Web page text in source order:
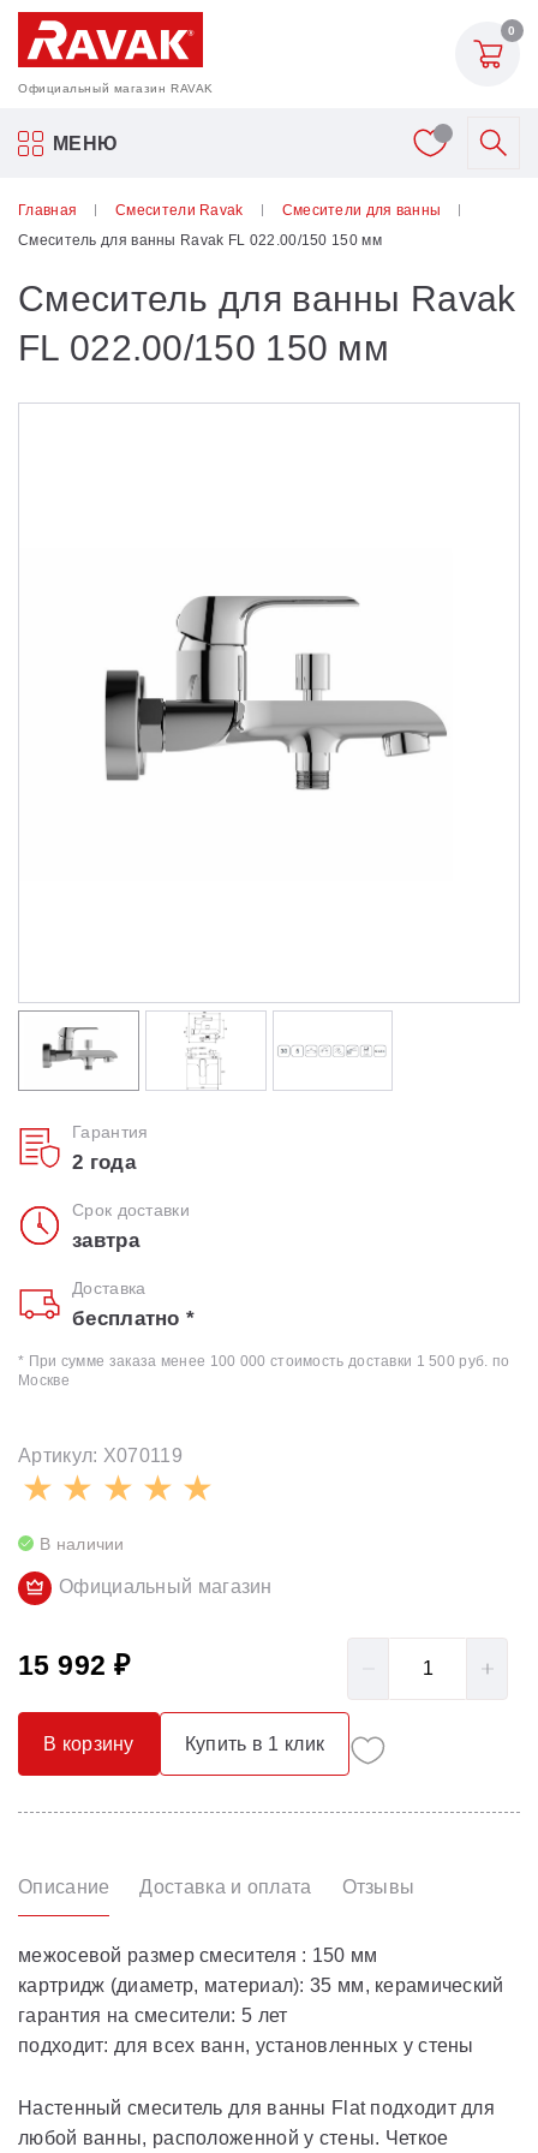
Официальный магазин RAVAK
0
МЕНЮ
Акриловые ванны Ravak
Поддоны для душа
Сиденья OVO для душевых уголков
Полотенцесушители
Средства ухода
Главная Смесители Ravak
Смесители для ванны
Смеситель для ванны Ravak FL 022.00/150 150 мм
Смеситель для ванны Ravak
FL 022.00/150 150 мм
Гарантия
2 года
Срок доставки
завтра
Доставка
бесплатно *
* При сумме заказа менее 100 000 стоимость доставки 1 500 руб. по
Москве
Артикул: X070119
В наличии
Официальный магазин
15 992 ₽
В корзину Купить в 1 клик
Описание Доставка и оплата Отзывы
межосевой размер смесителя : 150 мм
картридж (диаметр, материал): 35 мм, керамический
гарантия на смесители: 5 лет
подходит: для всех ванн, установленных у стены
Настенный смеситель для ванны Flat подходит для
любой ванны, расположенной у стены. Четкое